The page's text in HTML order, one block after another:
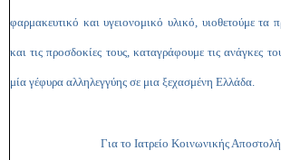
φαρμακευτικό και υγειονομικό υλικό, υιοθετούμε τα
και τις προσδοκίες τους, καταγράφουμε τις ανάγκες
μία γέφυρα αλληλεγγύης σε μια ξεχασμένη Ελλάδα.
Για το Ιατρείο Κοινωνικής